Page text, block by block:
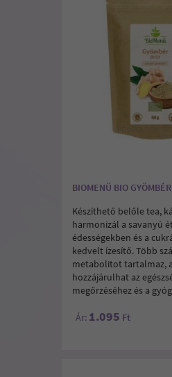
BIOMENÜ BIO
Készíthető belőle tea,
harmonizál a savanyú
édességekben és a
kedvelt ízesítő. Több
metabolitot tartalmaz,
hozzájárulhat az
megőrzéséhez és a
Ár: 1.095 Ft